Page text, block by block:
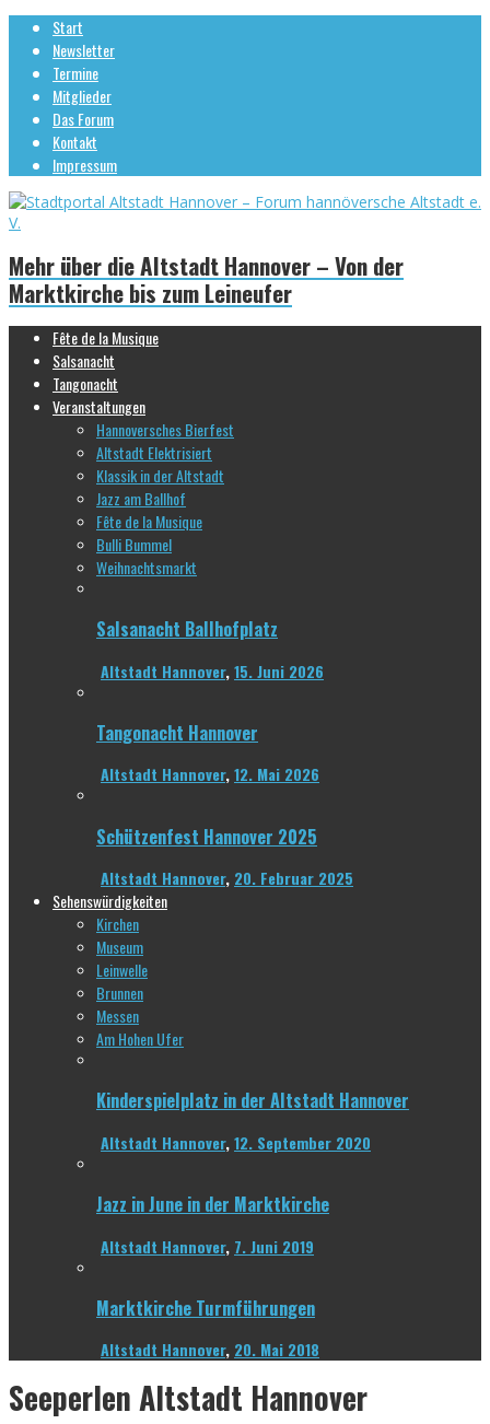
Start
Newsletter
Termine
Mitglieder
Das Forum
Kontakt
Impressum
Mehr über die Altstadt Hannover – Von der
Marktkirche bis zum Leineufer
Fête de la Musique
Salsanacht
Tangonacht
Veranstaltungen
Hannoversches Bierfest
Altstadt Elektrisiert
Klassik in der Altstadt
Jazz am Ballhof
Fête de la Musique
Bulli Bummel
Weihnachtsmarkt
Salsanacht Ballhofplatz
Altstadt Hannover,15. Juni 2026
Tangonacht Hannover
Altstadt Hannover,12. Mai 2026
Schützenfest Hannover 2025
Altstadt Hannover, 20. Februar 2025
Sehenswürdigkeiten
Kirchen
Museum
Leinwelle
Brunnen
Messen
Am Hohen Ufer
Kinderspielplatz in der Altstadt Hannover
Altstadt Hannover,12. September 2020
Jazz in June in der Marktkirche
Altstadt Hannover, 7. Juni 2019
Marktkirche Turmführungen
Altstadt Hannover, 20. Mai 2018
Seeperlen Altstadt Hannover